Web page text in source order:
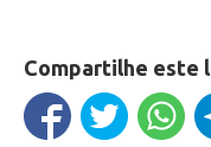
Compartilhe este